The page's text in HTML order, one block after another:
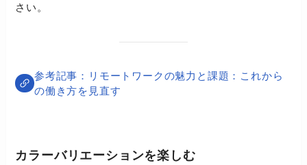
さい。
リモートワークの魅力と課題：これから
の働き方を見直す
カラーバリエーションを楽しむ